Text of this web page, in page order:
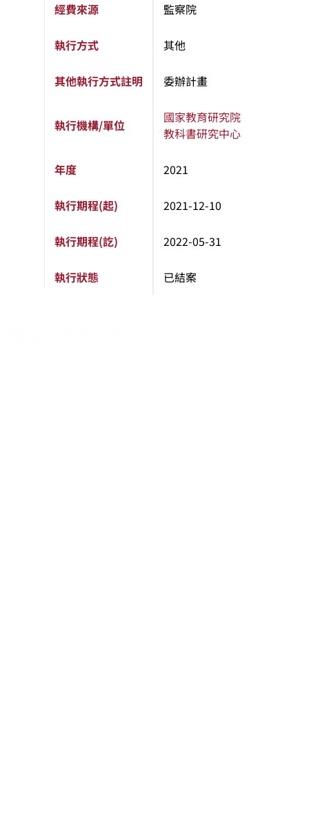
經費來源 監察院
執行方式 其他
其他執行方式註明 委辦計畫
執行機構/單位
國家教育研究院
教科書研究中心
年度 2021
執行期程(起) 2021-12-10
執行期程(訖) 2022-05-31
執行狀態 已結案